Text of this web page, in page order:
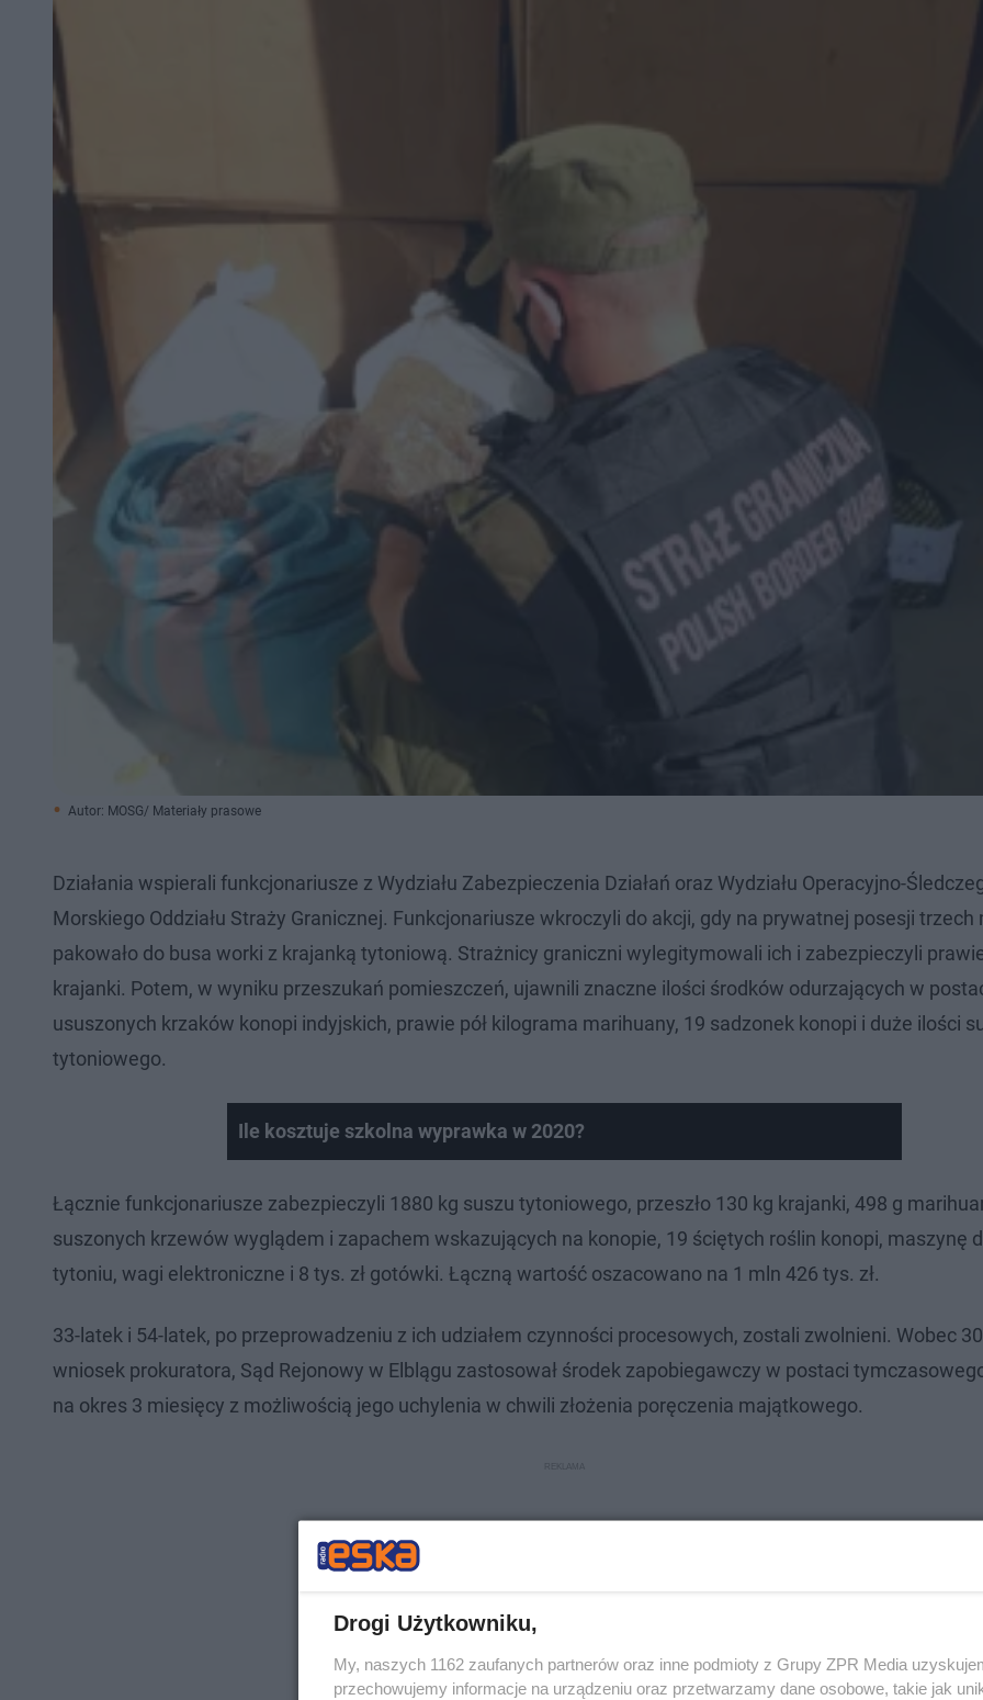
Autor: MOSG/ Materiały prasowe
Działania wspierali funkcjonariusze z Wydziału Zabezpieczenia Działań oraz Wydziału Operacyjno-
Morskiego Oddziału Straży Granicznej. Funkcjonariusze wkroczyli do akcji, gdy na prywatnej posesji trzech
pakowało do busa worki z krajanką tytoniową. Strażnicy graniczni wylegitymowali ich i zabezpieczyli
krajanki. Potem, w wyniku przeszukań pomieszczeń, ujawnili znaczne ilości środków odurzających w
ususzonych krzaków konopi indyjskich, prawie pół kilograma marihuany, 19 sadzonek konopi i duże ilości
tytoniowego.
Ile kosztuje szkolna wyprawka w 2020?
Łącznie funkcjonariusze zabezpieczyli 1880 kg suszu tytoniowego, przeszło 130 kg krajanki, 498 g
suszonych krzewów wyglądem i zapachem wskazujących na konopie, 19 ściętych roślin konopi, maszynę
tytoniu, wagi elektroniczne i 8 tys. zł gotówki. Łączną wartość oszacowano na 1 mln 426 tys. zł.
33-latek i 54-latek, po przeprowadzeniu z ich udziałem czynności procesowych, zostali zwolnieni. Wobec
wniosek prokuratora, Sąd Rejonowy w Elblągu zastosował środek zapobiegawczy w postaci
na okres 3 miesięcy z możliwością jego uchylenia w chwili złożenia poręczenia majątkowego.
Drogi Użytkowniku,
My, naszych 1162 zaufanych partnerów oraz inne podmioty z Grupy ZPR Media
przechowujemy informacje na urządzeniu oraz przetwarzamy dane osobowe, takie jak